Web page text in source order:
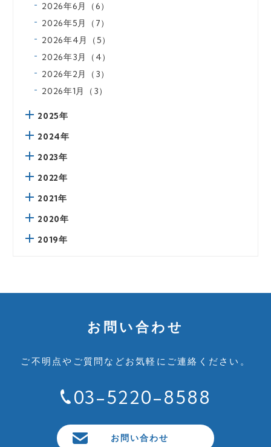
2026年6月（6）
2026年5月（7）
2026年4月（5）
2026年3月（4）
2026年2月（3）
2026年1月（3）
2025年
2024年
2023年
2022年
2021年
2020年
2019年
お問い合わせ
ご不明点やご質問などお気軽にご連絡ください。
03-5220-8588
お問い合わせ